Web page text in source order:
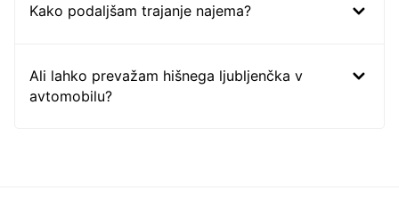
Kako podaljšam trajanje najema?
Ali lahko prevažam hišnega ljubljenčka v
avtomobilu?